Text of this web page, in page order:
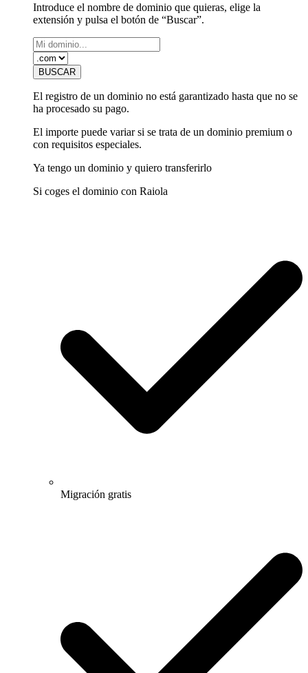
Introduce el nombre de dominio que quieras, elige la
extensión y pulsa el botón de “Buscar”.
El registro de un dominio no está garantizado hasta que no se
ha procesado su pago.
El importe puede variar si se trata de un dominio premium o
con requisitos especiales.
Ya tengo un dominio y quiero transferirlo
Si coges el dominio con Raiola
Migración gratis